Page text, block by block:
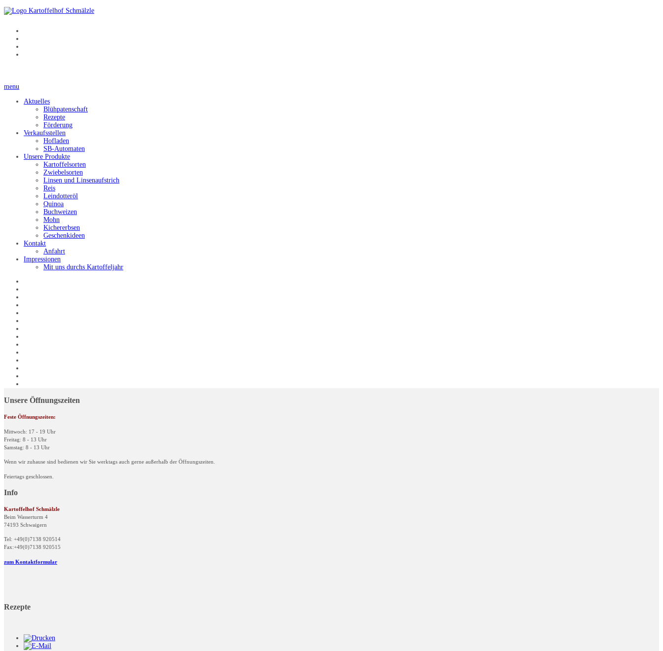
menu
Aktuelles
Blühpatenschaft
Rezepte
Förderung
Verkaufsstellen
Hofladen
SB-Automaten
Unsere Produkte
Kartoffelsorten
Zwiebelsorten
Linsen und Linsenaufstrich
Reis
Leindotteröl
Quinoa
Buchweizen
Mohn
Kichererbsen
Geschenkideen
Kontakt
Anfahrt
Impressionen
Mit uns durchs Kartoffeljahr
Unsere Öffnungszeiten
Feste Öffnungszeiten:
Mittwoch: 17 - 19 Uhr
Freitag: 8 - 13 Uhr
Samstag: 8 - 13 Uhr
Wenn wir zuhause sind bedienen wir Sie werktags auch gerne außerhalb der Öffnungszeiten.
Feiertags geschlossen.
Info
Kartoffelhof Schmälzle
Beim Wasserturm 4
74193 Schwaigern
Tel: +49(0)7138 920514
Fax:+49(0)7138 920515
zum Kontaktformular
Rezepte